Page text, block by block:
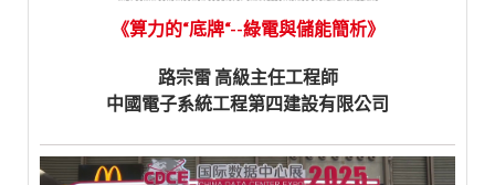
《算力的“底牌“--綠電與儲能簡析》
路宗雷 高級主任工程師
中國電子系統工程第四建設有限公司